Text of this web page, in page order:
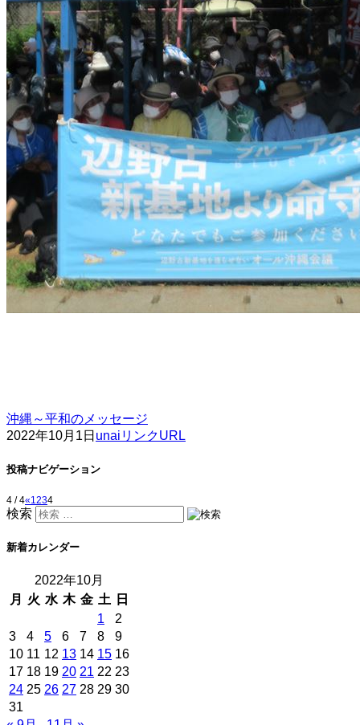
沖縄～平和のメッセージ
2022年10月1日 unai リンクURL
投稿ナビゲーション
4 / 4«1234
検索
新着カレンダー
2022年10月
月
火 水 木 金 土
日
1
2
3
4 5 6 7 8
9
10 11 12 13 14 15 16
17 18 19 20 21 22 23
24 25 26 27 28 29 30
31